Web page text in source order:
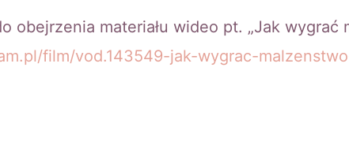
obejrzenia materiału wideo pt. „Jak wygrać
film/vod.143549-jak-wygrac-